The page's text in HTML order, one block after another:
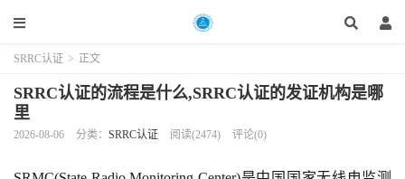
SRRC认证 > 正文
SRRC认证的流程是什么,SRRC认证的发证机构是哪
里
2026-08-06 分类： SRRC认证 阅读(2474) 评论(0)